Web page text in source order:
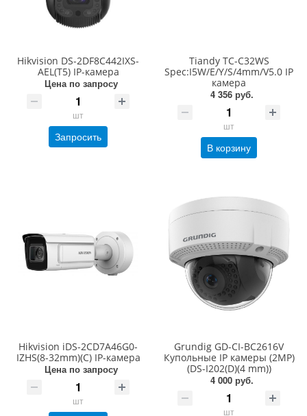
Hikvision DS-2DF8C442IXS-
AEL(T5) IP-камера
Цена по запросу
шт
Запросить
Tiandy TC-C32WS
Spec:I5W/E/Y/S/4mm/V5.0 IP
камера
4 356 руб.
шт
В корзину
Hikvision iDS-2CD7A46G0-
IZHS(8-32mm)(C) IP-камера
Цена по запросу
шт
Grundig GD-CI-BC2616V
Купольные IP камеры (2MP)
(DS-I202(D)(4 mm))
4 000 руб.
шт